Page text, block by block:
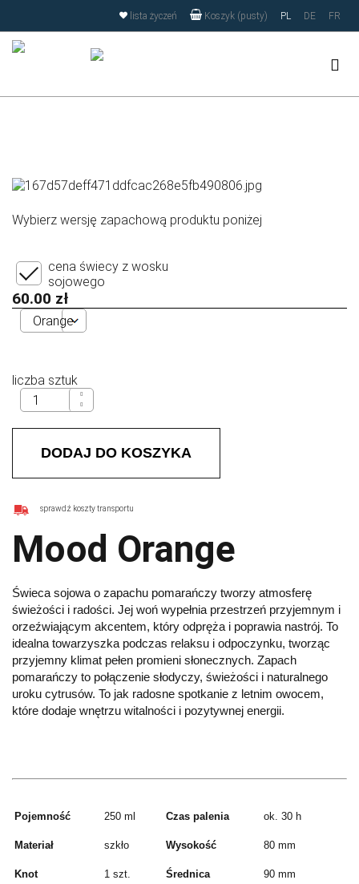
Strona korzysta z plików cookies w celu realizacji usług i
Polityką Plików CookiesorazRODO. Możesz określić
warunki przechowywania lub dostępu do plików cookies w
Twojej przeglądarce.
lista życzeń Koszyk (pusty) PL DE FR
Wybierz wersję zapachową produktu poniżej
cena świecy z wosku
sojowego
60.00 zł
liczba sztuk
DODAJ DO KOSZYKA
sprawdź koszty transportu
Mood Orange
Świeca sojowa o zapachu pomarańczy tworzy atmosferę
świeżości i radości. Jej woń wypełnia przestrzeń przyjemnym i
orzeźwiającym akcentem, który odpręża i poprawia nastrój. To
idealna towarzyszka podczas relaksu i odpoczynku, tworząc
przyjemny klimat pełen promieni słonecznych. Zapach
pomarańczy to połączenie słodyczy, świeżości i naturalnego
uroku cytrusów. To jak radosne spotkanie z letnim owocem,
które dodaje wnętrzu witalności i pozytywnej energii.
Pojemność 250 ml Czas palenia ok. 30 h
Materiał szkło Wysokość 80 mm
Knot 1 szt. Średnica 90 mm